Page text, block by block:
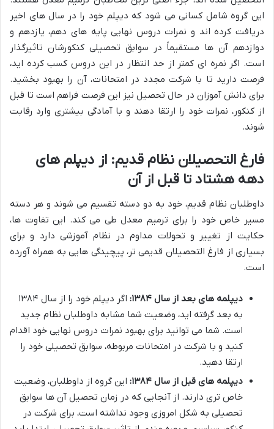
این گروه شامل کسانی می شود که دیپلم خود را در سال های اخیر
دریافت کرده اند و نمرات دروس نهایی پایه های دهم، یازدهم و
دوازدهم آن ها مستقیماً در سوابق تحصیلی کنکورشان تاثیرگذار
است. اگر نمره ای کمتر از حد انتظار در این دروس کسب کرده اید،
فرصت دارید تا با شرکت مجدد در امتحانات، آن را بهبود بخشید.
برای دانش آموزان در حال تحصیل نیز این فرصت فراهم است تا قبل
از کنکور، نمرات خود را ارتقا دهند و با آمادگی بیشتری وارد رقابت
شوند.
فارغ التحصیلان نظام قدیم: از دیپلم های
دهه هشتاد تا قبل از آن
داوطلبان نظام قدیم، خود به دو دسته تقسیم می شوند و هر دسته
مسیر خاص خود را برای ترمیم معدل طی می کند. این تفاوت ها،
حکایت از تغییر و تحولات مداوم در نظام آموزشی دارد و برای
بسیاری از فارغ التحصیلان قدیمی تر، پیچیدگی هایی به همراه آورده
است.
دیپلمه های بعد از سال ۱۳۸۴:
اگر دیپلم خود را از سال ۱۳۸۴
به بعد گرفته اید، وضعیت شما مشابه داوطلبان نظام جدید
است. شما می توانید برای بهبود نمرات دروس نهایی خود اقدام
کنید و با شرکت در امتحانات مربوطه، سوابق تحصیلی خود را
ارتقا دهید.
دیپلمه های قبل از سال ۱۳۸۴:
این گروه از داوطلبان، وضعیت
خاص تری دارند. از آنجایی که در زمان تحصیل آن ها سوابق
تحصیلی به شکل امروزی وجود نداشته است، برای شرکت در